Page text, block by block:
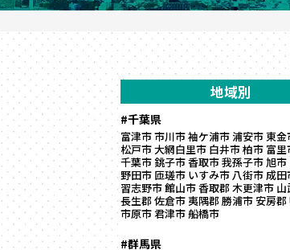
地域別
#千葉県
富津市市川市袖ケ浦市浦安市東金
松戸市大網白里市 白井市柏市 富里
千葉市銚子市香取市我孫子市旭市
野田市 匝瑳市 いすみ市八街市成田
習志野市館山市香取郡木更津市 山
長生郡佐倉市夷隅郡勝浦市 安房郡
市原市君津市船橋市
#群馬県